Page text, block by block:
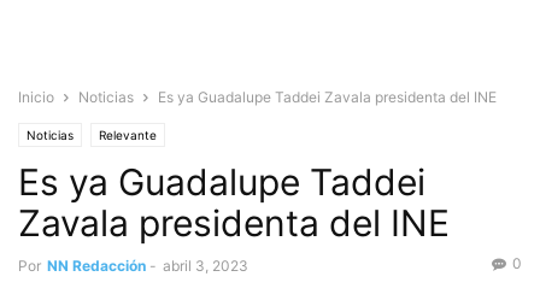
Inicio Noticias Es ya Guadalupe Taddei Zavala presidenta del INE
Noticias Relevante
Es ya Guadalupe Taddei
Zavala presidenta del INE
Por NN Redacción - abril 3, 2023 0